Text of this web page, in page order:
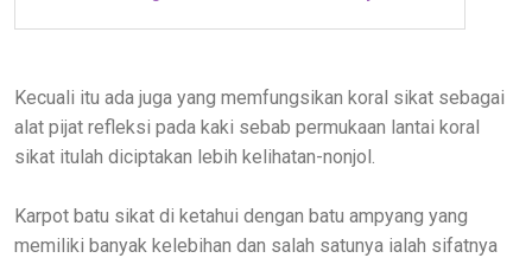
Kecuali itu ada juga yang memfungsikan koral sikat sebagai
alat pijat refleksi pada kaki sebab permukaan lantai koral
sikat itulah diciptakan lebih kelihatan-nonjol.
Karpot batu sikat di ketahui dengan batu ampyang yang
memiliki banyak kelebihan dan salah satunya ialah sifatnya